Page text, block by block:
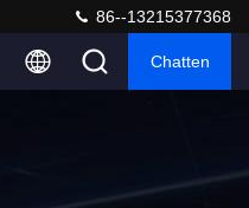
86--13215377368
Chatten